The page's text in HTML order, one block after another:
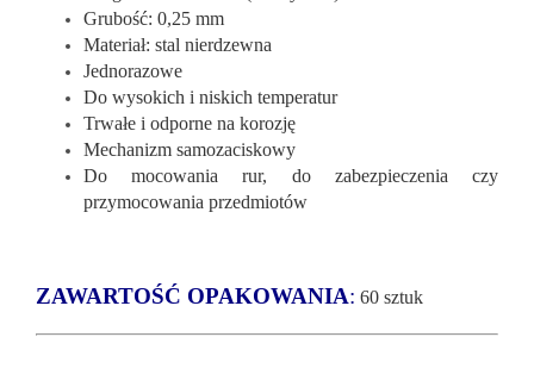
Grubość: 0,25 mm
Materiał: stal nierdzewna
Jednorazowe
Do wysokich i niskich temperatur
Trwałe i odporne na korozję
Mechanizm samozaciskowy
Do mocowania rur, do zabezpieczenia czy
przymocowania przedmiotów
ZAWARTOŚĆ OPAKOWANIA: 60 sztuk